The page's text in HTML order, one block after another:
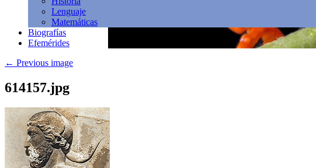
Lenguaje
Matemáticas
Biografías
Efemérides
← Previous image
614157.jpg